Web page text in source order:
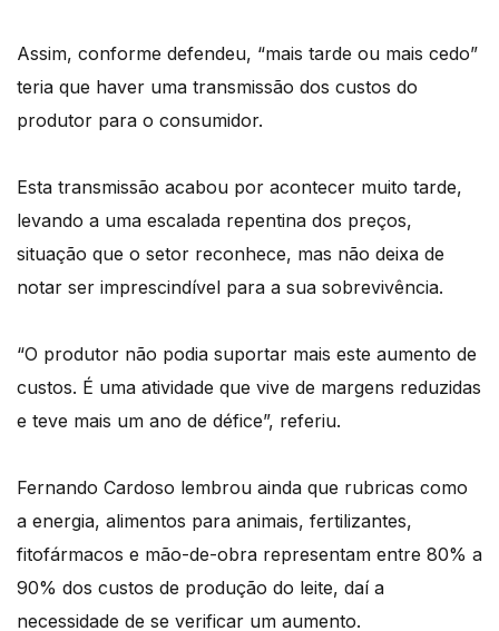
Assim, conforme defendeu, “mais tarde ou mais cedo”
teria que haver uma transmissão dos custos do
produtor para o consumidor.
Esta transmissão acabou por acontecer muito tarde,
levando a uma escalada repentina dos preços,
situação que o setor reconhece, mas não deixa de
notar ser imprescindível para a sua sobrevivência.
“O produtor não podia suportar mais este aumento de
custos. É uma atividade que vive de margens reduzidas
e teve mais um ano de défice”, referiu.
Fernando Cardoso lembrou ainda que rubricas como
a energia, alimentos para animais, fertilizantes,
fitofármacos e mão-de-obra representam entre 80% a
90% dos custos de produção do leite, daí a
necessidade de se verificar um aumento.